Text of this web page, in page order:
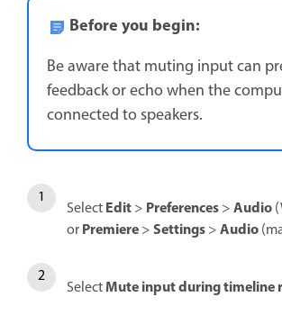
Before you begin:
Be aware that muting input can
feedback or echo when the
connected to speakers.
SelectEdit> Preferences>Audio
orPremiere>Settings>Audio
SelectMute input during timeline